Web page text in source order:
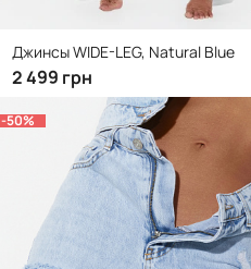
Джинсы WIDE-LEG, Natural Blue
2 499 грн
-50%